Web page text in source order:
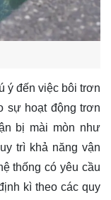
ý đến việc bôi trơn
sự hoạt động trơn
bị mài mòn như
trì khả năng vận
thống có yêu cầu
kì theo các quy